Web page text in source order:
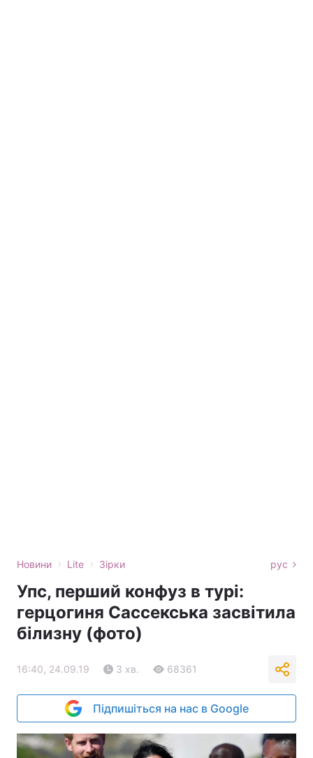
Новини › Lite › Зірки рус
Упс, перший конфуз в турі:
герцогиня Сассекська засвітила
білизну (фото)
16:40, 24.09.19 3 хв. 68361
Підпишіться на нас в Google